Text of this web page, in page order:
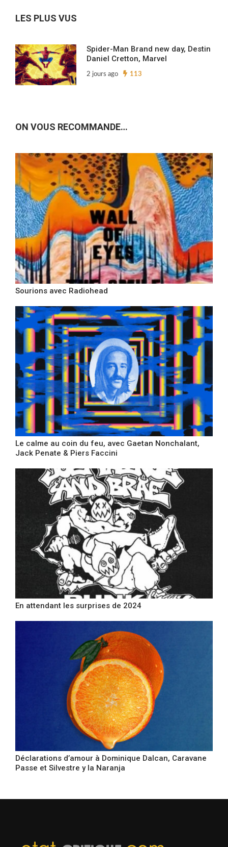
LES PLUS VUS
Spider-Man Brand new day, Destin
Daniel Cretton, Marvel
2 jours ago 113
ON VOUS RECOMMANDE…
Sourions avec Radiohead
Le calme au coin du feu, avec Gaetan Nonchalant,
Jack Penate & Piers Faccini
En attendant les surprises de 2024
Déclarations d’amour à Dominique Dalcan, Caravane
Passe et Silvestre y la Naranja